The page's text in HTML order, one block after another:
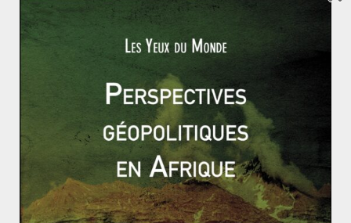
Le chômage de masse, nouveau destin
des pays développés?